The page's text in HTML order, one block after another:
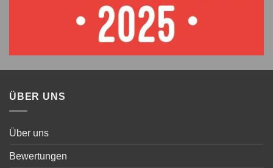
ÜBER UNS
Über uns
Bewertungen